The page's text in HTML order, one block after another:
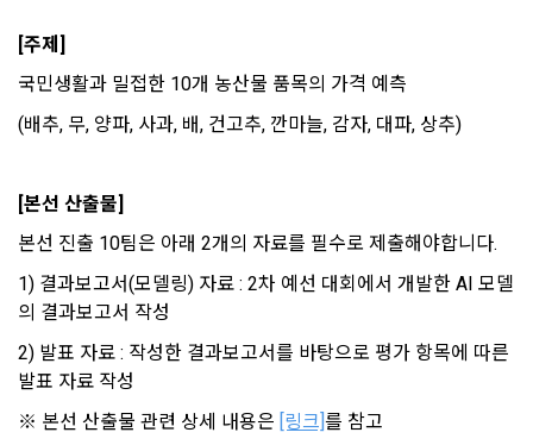
9. "아이디"라 함은 회원의 식별과 회원의 서비스 이용을 위하여
"회원"이 가입 시 사용한 이메일 주소를 말한다.
이디를 부여받은 자와 동일인임을 확인하고 "회원"의 권익을 보
한다.
제 3 조 (효력의 발생 및 변경)
본 약관은 온라인을 통하여 “회원”에게 공시함으로써 효력을 발
생한다.
1. "회사"는 이 약관의 내용과 상호, 영업소 소재지, 대표자의 성
면에 게시하거나 기타의 방법으로 "회원"에게 공지해야 한다.
회원제 서비스 이용에 따른 본인확인, 본인의 의사확인, 고객문
의에 대한 응답, 새로운 정보의 소개 및 고지사항 전달
간의 상호 연락, 구매 및 요금 결제, 물품 및 증빙발송, 부정 이용
방지와 비인가 사용방지
3) 서비스 개발 및 마케팅ㆍ광고 활용
맞춤 서비스 제공, 서비스 안내 및 이용권유, 서비스 개선 및 신
규 서비스 개발을 위한 통계 및 접속빈도 파악, 통계학적 특성에
따른 광고, 이벤트 정보 및 참여기회 제공
[주제]
국민생활과 밀접한 10개 농산물 품목의 가격 예측
(배추, 무, 양파, 사과, 배, 건고추, 깐마늘, 감자, 대파, 상추)
[본선 산출물]
본선 진출 10팀은 아래 2개의 자료를 필수로 제출해야합니다.
1) 결과보고서(모델링) 자료 : 2차 예선 대회에서 개발한 AI 모델
의 결과보고서 작성
2) 발표 자료 : 작성한 결과보고서를 바탕으로 평가 항목에 따른
발표 자료 작성
※ 본선 산출물 관련 상세 내용은 [링크]를 참고